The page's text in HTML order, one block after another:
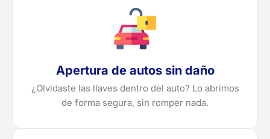
Apertura de autos sin daño
¿Olvidaste las llaves dentro del auto? Lo abrimos
de forma segura, sin romper nada.